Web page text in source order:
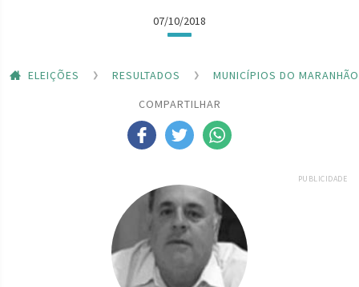
07/10/2018
ELEIÇÕES RESULTADOS
MUNICÍPIOS DO MARANHÃO
COMPARTILHAR
PUBLICIDADE